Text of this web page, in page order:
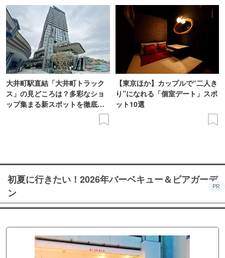
大井町駅直結「大井町トラック
ス」の見どころは？多彩なショ
ップ集まる新スポットを徹底解
【東京ほか】カップルで“二人き
り”になれる「個室デート」スポ
ット10選
初夏に行きたい！2026年バーベキュー＆ビアガーデ
ン
PR